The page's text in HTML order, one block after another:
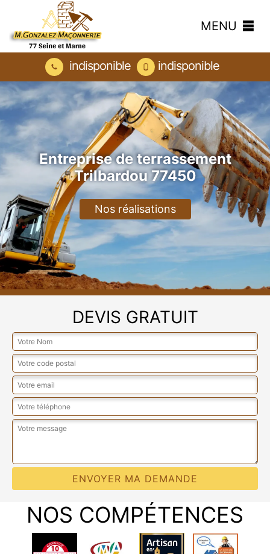
MENU
indisponible indisponible
Entreprise de terrassement
Trilbardou 77450
Nos réalisations
DEVIS GRATUIT
NOS COMPÉTENCES